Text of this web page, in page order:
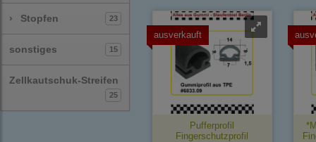
› Stopfen 23
sonstiges 15
Zellkautschuk-Streifen
25
ausverkauft
Pufferprofil
Fingerschutzprofil